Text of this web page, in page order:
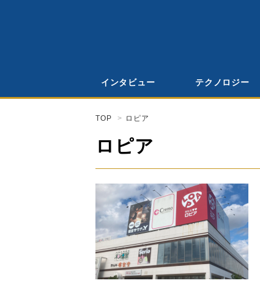
インタビュー テクノロジー
TOP ロピア
ロピア